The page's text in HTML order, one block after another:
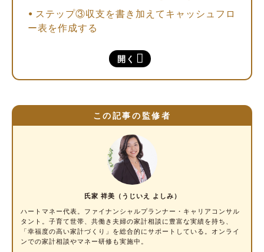
開く
ステップ③収支を書き加えてキャッシュフロ
ー表を作成する
シミュレーションサイトやエクセルの無料テ
ンプレートを利用する
エクセルで自作する
ライフプラン表を作る際の3つのポイント
①まずは人生の夢や目標を書き出す
②ざっくりでもいいのでかかるお金を考える
③定期的に見直す
この記事の監修者
氏家 祥美（うじいえ よしみ）
ハートマネー代表。 ファイナンシャルプランナー・キャリアコンサル
タント
。子育て世帯、共働き夫婦の家計相談に豊富な実績を持ち、
「幸福度の高い家計づくり」を総合的にサポートしている。オンライ
ンでの家計相談やマネー研修も実施中。